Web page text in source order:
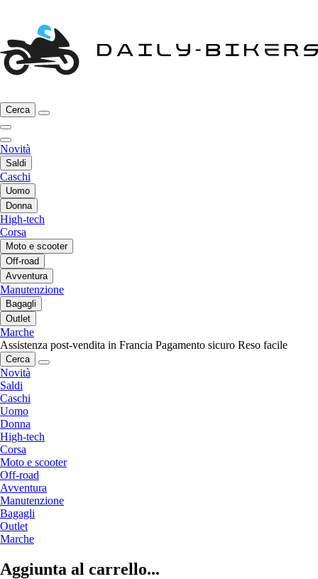
Cerca
Novità
Saldi
Caschi
Uomo
Donna
High-tech
Corsa
Moto e scooter
Off-road
Avventura
Manutenzione
Bagagli
Outlet
Marche
Assistenza post-vendita in Francia Pagamento sicuro Reso facile
Cerca
Novità
Saldi
Caschi
Uomo
Donna
High-tech
Corsa
Moto e scooter
Off-road
Avventura
Manutenzione
Bagagli
Outlet
Marche
Aggiunta al carrello...